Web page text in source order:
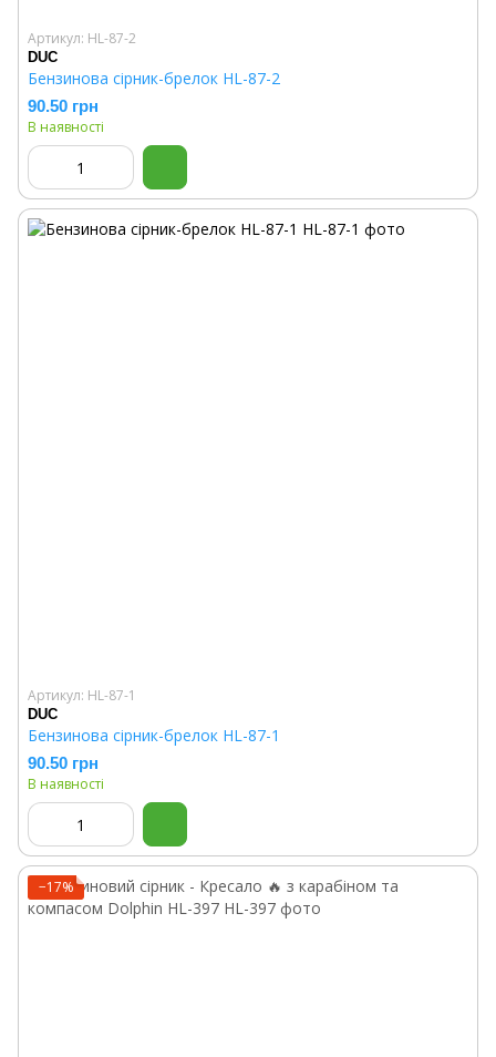
Артикул: HL-87-2
DUC
Бензинова сірник-брелок HL-87-2
90.50 грн
В наявності
Артикул: HL-87-1
DUC
Бензинова сірник-брелок HL-87-1
90.50 грн
В наявності
−17%